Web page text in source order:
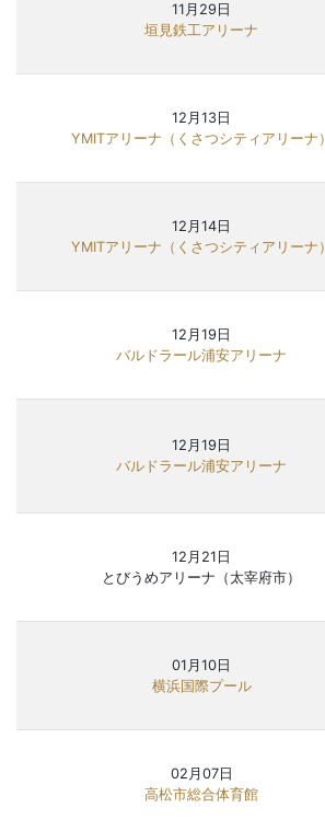
11月29日
垣見鉄工アリーナ
12月13日
YMITアリーナ（くさつシティアリーナ）
12月14日
YMITアリーナ（くさつシティアリーナ）
12月19日
バルドラール浦安アリーナ
12月19日
バルドラール浦安アリーナ
12月21日
とびうめアリーナ（太宰府市）
01月10日
横浜国際プール
02月07日
高松市総合体育館